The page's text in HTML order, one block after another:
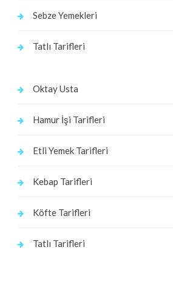
Sebze Yemekleri
Tatlı Tarifleri
Oktay Usta
Hamur İşi Tarifleri
Etli Yemek Tarifleri
Kebap Tarifleri
Köfte Tarifleri
Tatlı Tarifleri